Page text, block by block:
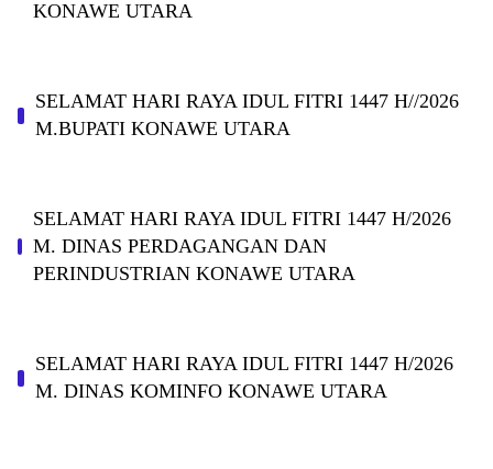
KONAWE UTARA
SELAMAT HARI RAYA IDUL FITRI 1447 H//2026
M.BUPATI KONAWE UTARA
SELAMAT HARI RAYA IDUL FITRI 1447 H/2026
M. DINAS PERDAGANGAN DAN
PERINDUSTRIAN KONAWE UTARA
SELAMAT HARI RAYA IDUL FITRI 1447 H/2026
M. DINAS KOMINFO KONAWE UTARA